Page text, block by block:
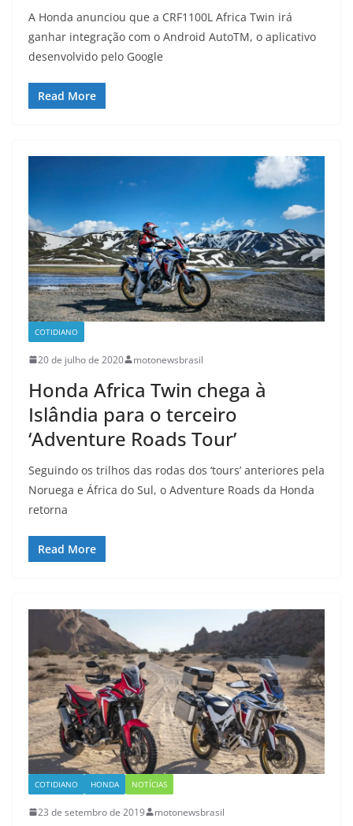
A Honda anunciou que a CRF1100L Africa Twin irá
ganhar integração com o Android AutoTM, o aplicativo
desenvolvido pelo Google
Read More
COTIDIANO
20 de julho de 2020 motonewsbrasil
Honda Africa Twin chega à
Islândia para o terceiro
‘Adventure Roads Tour’
Seguindo os trilhos das rodas dos ‘tours’ anteriores pela
Noruega e África do Sul, o Adventure Roads da Honda
retorna
Read More
COTIDIANO HONDA NOTÍCIAS
23 de setembro de 2019 motonewsbrasil